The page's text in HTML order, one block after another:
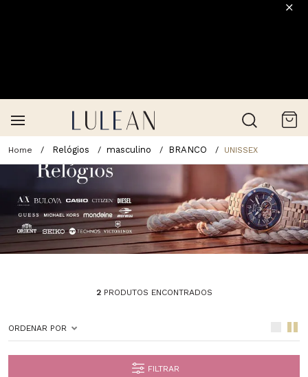
Relógios masculino BRANCO UNISSEX
2PRODUTOS ENCONTRADOS
ORDENAR POR
FILTRAR